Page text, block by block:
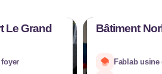
Le Grand Bâtiment
Fablab